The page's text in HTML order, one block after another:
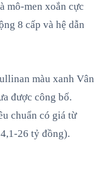
mô-men xoắn cực
8 cấp và hệ dẫn
màu xanh Vân
được công bố.
chuẩn có giá từ
26 tỷ đồng).